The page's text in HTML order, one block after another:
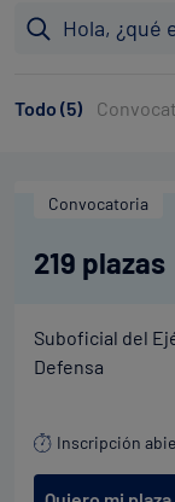
Todo (5)
Convocatoria
219 plazas
Suboficial del
Defensa
Inscripción